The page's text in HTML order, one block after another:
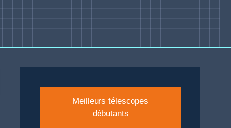
Meilleurs télescopes
débutants